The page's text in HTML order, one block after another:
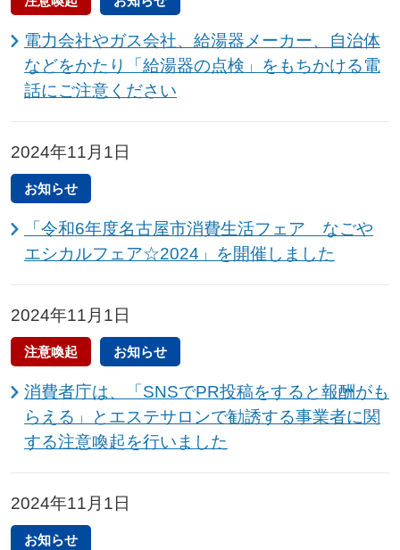
電力会社やガス会社、給湯器メーカー、自治体
などをかたり「給湯器の点検」をもちかける電
話にご注意ください
2024年11月1日
お知らせ
「令和6年度名古屋市消費生活フェア なごや
エシカルフェア☆2024」を開催しました
2024年11月1日
注意喚起 お知らせ
消費者庁は、「SNSでPR投稿をすると報酬がも
らえる」とエステサロンで勧誘する事業者に関
する注意喚起を行いました
2024年11月1日
お知らせ